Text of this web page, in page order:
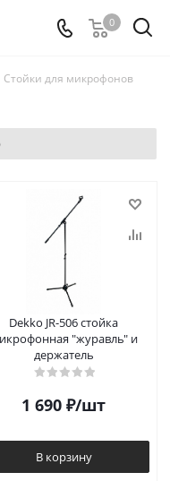
0
Стойки для микрофонов
Dekko JR-506 стойка
"журавль" и
держатель
1 690 ₽/шт
В корзину